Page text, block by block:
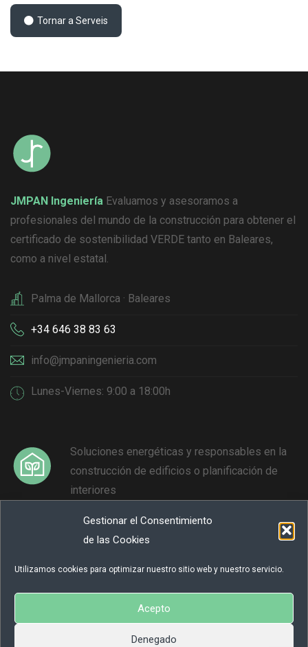
Gestionar el Consentimiento
de las Cookies
Utilizamos cookies para optimizar nuestro sitio web y nuestro servicio.
Acepto
Denegado
Tornar a Serveis
JMPAN Ingeniería Evaluamos y asesoramos a
profesionales del mundo de la construcción para obtener el
certificado de sostenibilidad VERDE tanto en Baleares,
como a nivel estatal.
Palma de Mallorca · Baleares
+34 646 38 83 63
info@jmpaningenieria.com
Lunes-Viernes: 9:00 a 18:00h
Soluciones energéticas y responsables en la
construcción de edificios o planificación de
interiores
Reducción y neutralización de emisiones de
GEI para contribuir a la lucha contra el cambio